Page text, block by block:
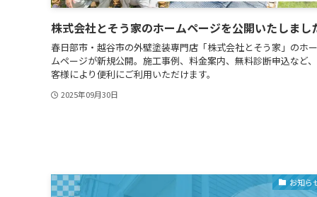
株式会社とそう家のホームページを公開いたしまし
春日部市・越谷市の外壁塗装専門店「株式会社とそう家」のホー
ムページが新規公開。施工事例、料金案内、無料診断申込など
客様により便利にご利用いただけます。
2025年09月30日
お知ら